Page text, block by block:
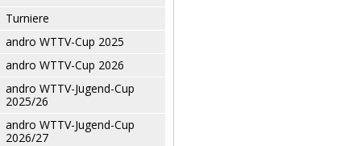
Turniere
andro WTTV-Cup 2025
andro WTTV-Cup 2026
andro WTTV-Jugend-Cup
2025/26
andro WTTV-Jugend-Cup
2026/27